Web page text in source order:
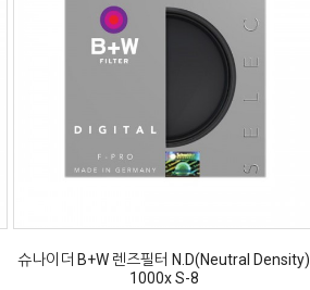
슈나이더 B+W 렌즈필터 N.D(Neutral Density)
1000x S-8